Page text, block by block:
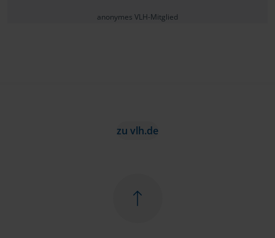
anonymes VLH-Mitglied
zu vlh.de